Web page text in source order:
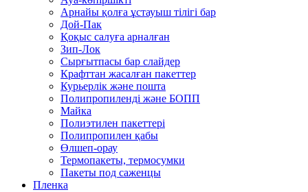
Арнайы қолға ұстауыш тілігі бар
Дой-Пак
Қоқыс салуға арналған
Зип-Лок
Сырғытпасы бар слайдер
Крафттан жасалған пакеттер
Курьерлік және пошта
Полипропиленді және БОПП
Майка
Полиэтилен пакеттері
Полипропилен қабы
Өлшеп-орау
Термопакеты, термосумки
Пакеты под саженцы
Пленка